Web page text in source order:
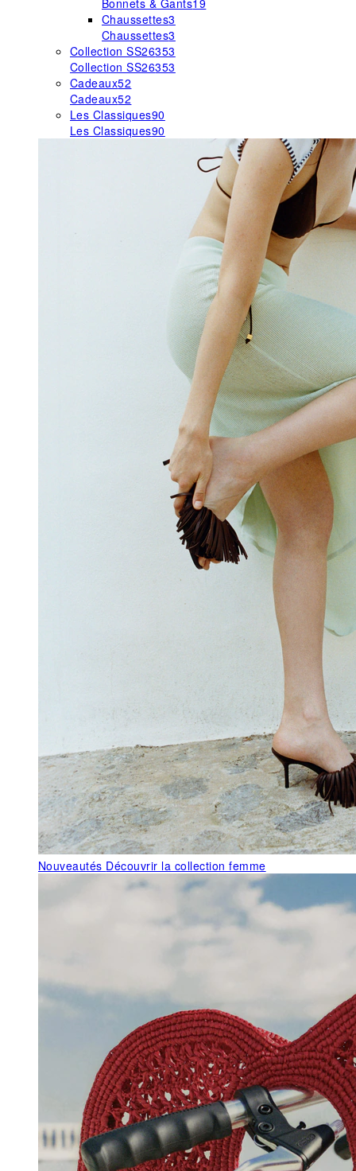
Bonnets & Gants19
Chaussettes3
Chaussettes3
Collection SS26353
Collection SS26353
Cadeaux52
Cadeaux52
Les Classiques90
Les Classiques90
Nouveautés Découvrir la collection femme